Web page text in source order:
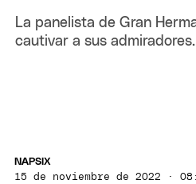
La panelista de Gran
cautivar a sus admiradores.
NAPSIX
15 de noviembre de 2022 ·